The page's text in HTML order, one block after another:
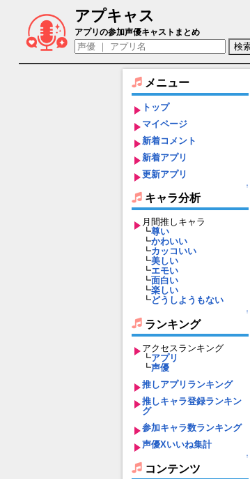
アプキャス
百波瀬ここあ（声優：今谷皆
アプリの参加声優キャストまとめ
メニュー
トップ
マイページ
新着コメント
新着アプリ
更新アプリ
↑
キャラ分析
月間推しキャラ
┗尊い
┗かわいい
┗カッコいい
┗美しい
┗エモい
┗面白い
┗楽しい
┗どうしようもない
↑
ランキング
アクセスランキング
┗アプリ
┗声優
推しアプリランキング
推しキャラ登録ランキン
グ
参加キャラ数ランキング
声優Xいいね集計
↑
コンテンツ